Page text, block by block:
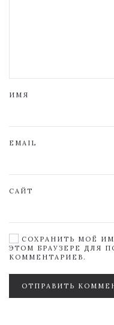
ИМЯ
EMAIL
САЙТ
СОХРАНИТЬ МОЁ
ЭТОМ БРАУЗЕРЕ ДЛЯ
КОММЕНТАРИЕВ.
ОТПРАВИТЬ